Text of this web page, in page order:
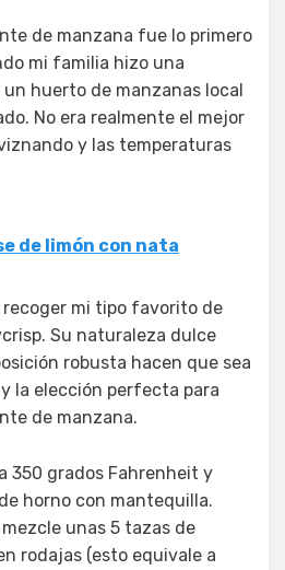
de manzana fue lo primero
mi familia hizo una
huerto de manzanas local
No era realmente el mejor
y las temperaturas
de limón con nata
recoger mi tipo favorito de
Su naturaleza dulce
robusta hacen que sea
la elección perfecta para
de manzana.
350 grados Fahrenheit y
horno con mantequilla.
unas 5 tazas de
rodajas (esto equivale a